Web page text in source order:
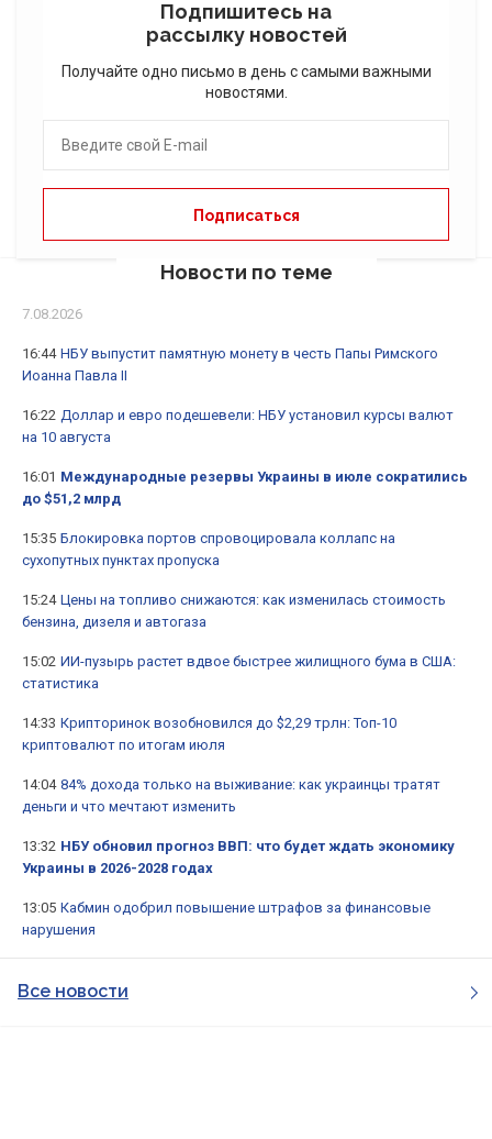
Подпишитесь на
рассылку новостей
Получайте одно письмо в день с самыми важными
новостями.
Новости по теме
7.08.2026
16:44 НБУ выпустит памятную монету в честь Папы Римского
Иоанна Павла II
16:22 Доллар и евро подешевели: НБУ установил курсы валют
на 10 августа
16:01 Международные резервы Украины в июле сократились
до $51,2 млрд
15:35 Блокировка портов спровоцировала коллапс на
сухопутных пунктах пропуска
15:24 Цены на топливо снижаются: как изменилась стоимость
бензина, дизеля и автогаза
15:02 ИИ-пузырь растет вдвое быстрее жилищного бума в США:
статистика
14:33 Крипторинок возобновился до $2,29 трлн: Топ-10
криптовалют по итогам июля
14:04 84% дохода только на выживание: как украинцы тратят
деньги и что мечтают изменить
13:32 НБУ обновил прогноз ВВП: что будет ждать экономику
Украины в 2026-2028 годах
13:05 Кабмин одобрил повышение штрафов за финансовые
нарушения
Все новости